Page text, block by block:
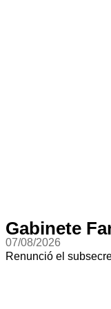
Gabinete
07/08/2026
Renunció el